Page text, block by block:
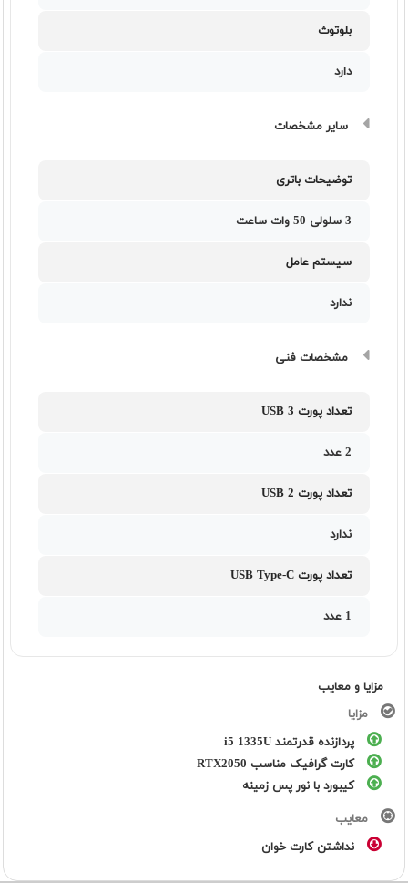
بلوتوث
دارد
سایر مشخصات
توضیحات باتری
3 سلولی 50 وات ساعت
سیستم عامل
ندارد
مشخصات فنی
تعداد پورت USB 3
2 عدد
تعداد پورت USB 2
ندارد
تعداد پورت USB Type-C
1 عدد
مزایا و معایب
مزایا
پردازنده قدرتمند i5 1335U
کارت گرافیک مناسب RTX2050
کیبورد با نور پس زمینه
معایب
نداشتن کارت خوان